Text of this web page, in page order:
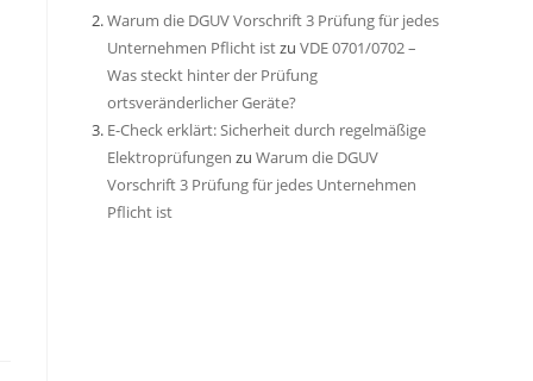
Warum die DGUV Vorschrift 3 Prüfung für jedes
Unternehmen Pflicht istzu VDE 0701/0702 –
Was steckt hinter der Prüfung
ortsveränderlicher Geräte?
E-Check erklärt: Sicherheit durch regelmäßige
Elektroprüfungen zu Warum die DGUV
Vorschrift 3 Prüfung für jedes Unternehmen
Pflicht ist